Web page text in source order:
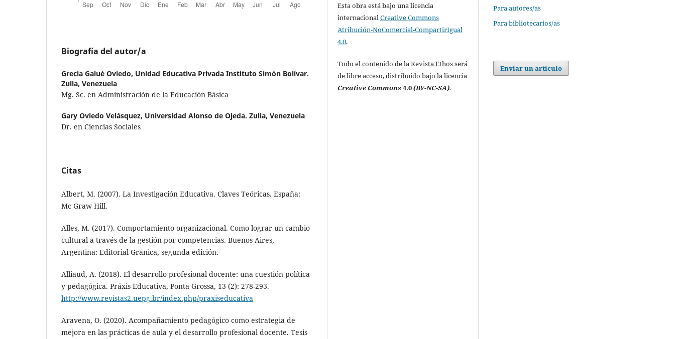
Biografía del autor/a
Grecia Galué Oviedo, Unidad Educativa Privada Instituto Simón Bolívar.
Zulia, Venezuela
Mg. Sc. en Administración de la Educación Básica
Gary Oviedo Velásquez, Universidad Alonso de Ojeda. Zulia, Venezuela
Dr. en Ciencias Sociales
Citas
Albert, M. (2007). La Investigación Educativa. Claves Teóricas. España:
Mc Graw Hill.
Alles, M. (2017). Comportamiento organizacional. Como lograr un cambio
cultural a través de la gestión por competencias. Buenos Aires,
Argentina: Editorial Granica, segunda edición.
Alliaud, A. (2018). El desarrollo profesional docente: una cuestión política
y pedagógica. Práxis Educativa, Ponta Grossa, 13 (2): 278-293.
http://www.revistas2.uepg.br/index.php/praxiseducativa
Aravena, O. (2020). Acompañamiento pedagógico como estrategia de
mejora en las prácticas de aula y el desarrollo profesional docente. Tesis
Esta obra está bajo una licencia
internacionalCreative Commons
Atribución-NoComercial-CompartirIgual
4.0.
Todo el contenido de la Revista Ethos será
de libre acceso, distribuido bajo la licencia
Creative Commons4.0(BY-NC-SA).
Para autores/as
Para bibliotecarios/as
Enviar un artículo